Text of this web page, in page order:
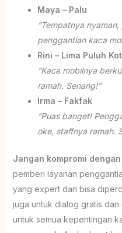
Maya – Palu
“Tempatnya
penggantian kaca
Rini – Lima Puluh
“Kaca mobilnya
ramah. Senang!”
Irma – Fakfak
“Puas banget!
oke, staffnya ramah.
Jangan kompromi
pemberi layanan
yang expert dan bisa
juga untuk dialog gratis
untuk semua kepentingan